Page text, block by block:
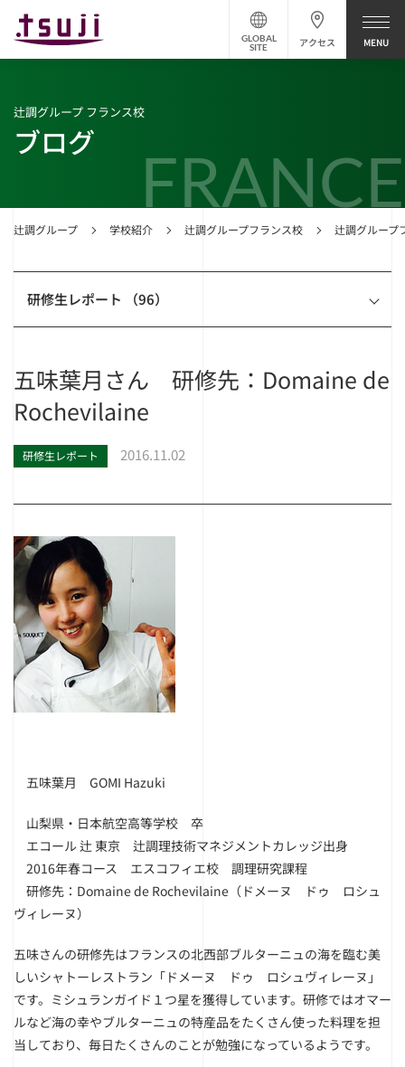
アクセス
GLOBAL
SITE
FRANCE
辻調グループ 学校紹介 辻調グループフランス校 辻調グループ
辻調グループ フランス校
ブログ
研修生レポート （96）
五味葉月さん 研修先：Domaine de
Rochevilaine
研修生レポート 2016.11.02
五味葉月 GOMI Hazuki
山梨県・日本航空高等学校 卒
エコール 辻 東京 辻調理技術マネジメントカレッジ出身
2016年春コース エスコフィエ校 調理研究課程
研修先：Domaine de Rochevilaine（ドメーヌ ドゥ ロシュ
ヴィレーヌ）
五味さんの研修先はフランスの北西部ブルターニュの海を臨む美
しいシャトーレストラン「ドメーヌ ドゥ ロシュヴィレーヌ」
です。ミシュランガイド１つ星を獲得しています。研修ではオマー
ルなど海の幸やブルターニュの特産品をたくさん使った料理を担
当しており、毎日たくさんのことが勉強になっているようです。